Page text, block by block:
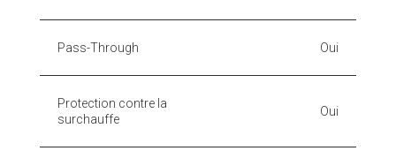
Pass-Through Oui
Protection contre la
surchauffe
Oui